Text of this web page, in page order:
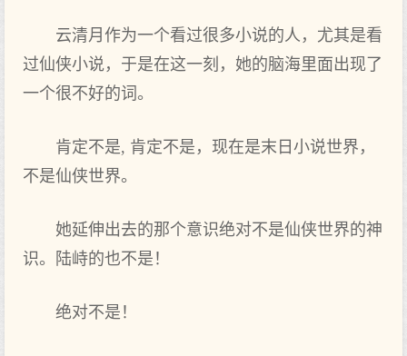
云清月作为一个看过很多小说的人，尤其是看
过仙侠小说，于是在这一刻，她的脑海里面出现了
一个很不好的词。
肯定不是, 肯定不是，现在是末日小说世界，
不是仙侠世界。
她延伸出去的那个意识绝对不是仙侠世界的神
识。陆峙的也不是！
绝对不是！